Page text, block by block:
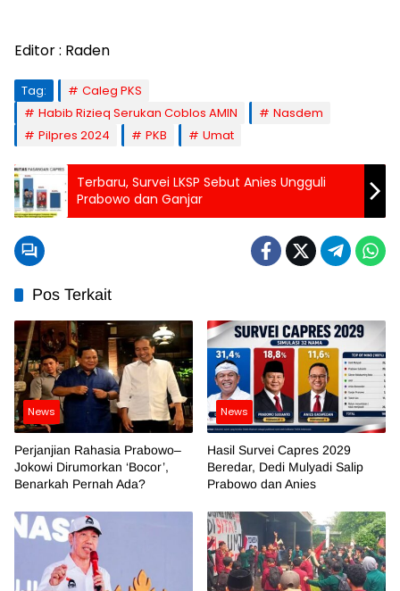
Editor : Raden
Tag:
Caleg PKS
Habib Rizieq Serukan Coblos AMIN
Nasdem
Pilpres 2024
PKB Umat
Terbaru, Survei LKSP Sebut Anies Ungguli
Prabowo dan Ganjar
Pos Terkait
News
Perjanjian Rahasia Prabowo–
Jokowi Dirumorkan ‘Bocor’,
Benarkah Pernah Ada?
News
Hasil Survei Capres 2029
Beredar, Dedi Mulyadi Salip
Prabowo dan Anies